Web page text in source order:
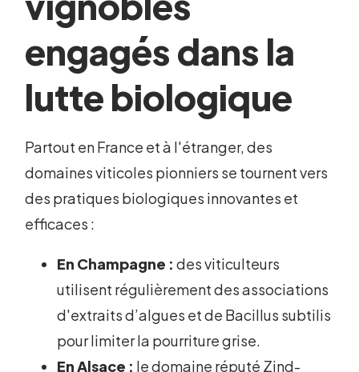
engagés dans la
lutte biologique
Partout en France et à l'étranger, des
domaines viticoles pionniers se tournent vers
des pratiques biologiques innovantes et
efficaces :
En Champagne : des viticulteurs
utilisent régulièrement des associations
d'extraits d’algues et de Bacillus subtilis
pour limiter la pourriture grise.
En Alsace : le domaine réputé Zind-